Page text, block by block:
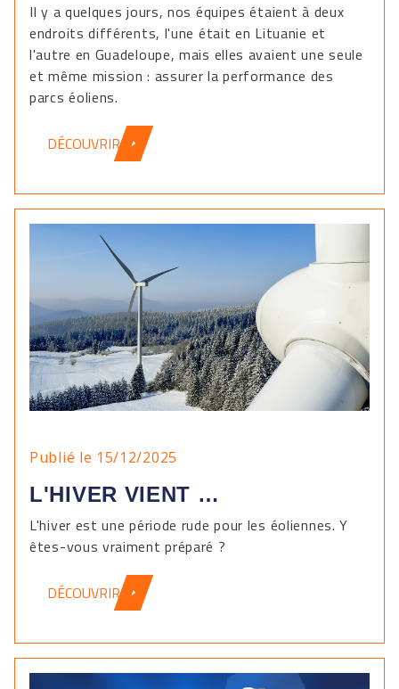
Il y a quelques jours, nos équipes étaient à deux
endroits différents, l'une était en Lituanie et
l'autre en Guadeloupe, mais elles avaient une seule
et même mission : assurer la performance des
parcs éoliens.
DÉCOUVRIR
Publié le 15/12/2025
L'HIVER VIENT …
L'hiver est une période rude pour les éoliennes. Y
êtes-vous vraiment préparé ?
DÉCOUVRIR